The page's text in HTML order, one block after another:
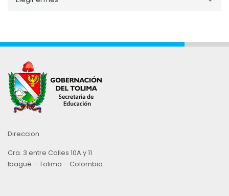
por
Direccion
Cra. 3 entre Calles 10A y 11
Ibagué – Tolima – Colombia